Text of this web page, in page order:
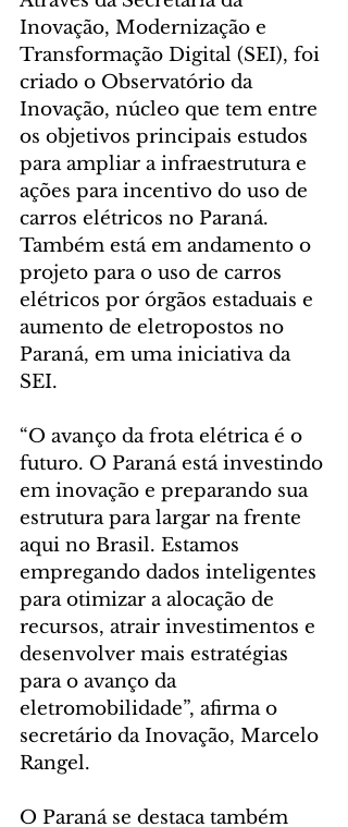
Inovação, Modernização e
Transformação Digital (SEI), foi
criado o Observatório da
Inovação, núcleo que tem entre
os objetivos principais estudos
para ampliar a infraestrutura e
ações para incentivo do uso de
carros elétricos no Paraná.
Também está em andamento o
projeto para o uso de carros
elétricos por órgãos estaduais e
aumento de eletropostos no
Paraná, em uma iniciativa da
SEI.
“O avanço da frota elétrica é o
futuro. O Paraná está investindo
em inovação e preparando sua
estrutura para largar na frente
aqui no Brasil. Estamos
empregando dados inteligentes
para otimizar a alocação de
recursos, atrair investimentos e
desenvolver mais estratégias
para o avanço da
eletromobilidade”, afirma o
secretário da Inovação, Marcelo
Rangel.
O Paraná se destaca também